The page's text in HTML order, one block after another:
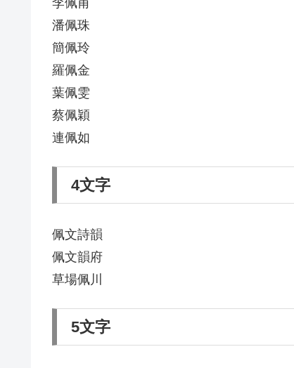
潘佩珠
簡佩玲
羅佩金
葉佩雯
蔡佩穎
連佩如
4文字
佩文詩韻
佩文韻府
草場佩川
5文字